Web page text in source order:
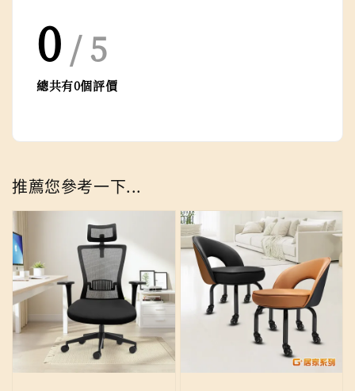
0 / 5
總共有0個評價
推薦您參考一下...